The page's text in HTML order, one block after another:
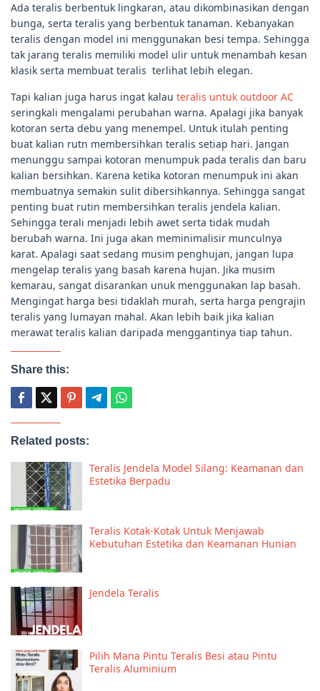
Ada teralis berbentuk lingkaran, atau dikombinasikan dengan
bunga, serta teralis yang berbentuk tanaman. Kebanyakan
teralis dengan model ini menggunakan besi tempa. Sehingga
tak jarang teralis memiliki model ulir untuk menambah kesan
klasik serta membuat teralis terlihat lebih elegan.
Tapi kalian juga harus ingat kalau teralis untuk outdoor AC
seringkali mengalami perubahan warna. Apalagi jika banyak
kotoran serta debu yang menempel. Untuk itulah penting
buat kalian rutn membersihkan teralis setiap hari. Jangan
menunggu sampai kotoran menumpuk pada teralis dan baru
kalian bersihkan. Karena ketika kotoran menumpuk ini akan
membuatnya semakin sulit dibersihkannya. Sehingga sangat
penting buat rutin membersihkan teralis jendela kalian.
Sehingga terali menjadi lebih awet serta tidak mudah
berubah warna. Ini juga akan meminimalisir munculnya
karat. Apalagi saat sedang musim penghujan, jangan lupa
mengelap teralis yang basah karena hujan. Jika musim
kemarau, sangat disarankan unuk menggunakan lap basah.
Mengingat harga besi tidaklah murah, serta harga pengrajin
teralis yang lumayan mahal. Akan lebih baik jika kalian
merawat teralis kalian daripada menggantinya tiap tahun.
Share this:
Related posts:
Teralis Jendela Model Silang: Keamanan dan
Estetika Berpadu
Teralis Kotak-Kotak Untuk Menjawab
Kebutuhan Estetika dan Keamanan Hunian
Jendela Teralis
Pilih Mana Pintu Teralis Besi atau Pintu
Teralis Aluminium